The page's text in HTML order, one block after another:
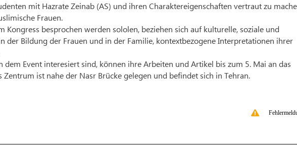
mit Hazrate Zeinab (AS) und ihren Charaktereigenschaften vertraut zu
Frauen.
Kongress besprochen werden sololen, beziehen sich auf kulturelle, soziale und
der Bildung der Frauen und in der Familie, kontextbezogene Interpretationen ihrer
dem Event interesiert sind, können ihre Arbeiten und Artikel bis zum 5. Mai an das
Zentrum ist nahe der Nasr Brücke gelegen und befindet sich in Tehran.